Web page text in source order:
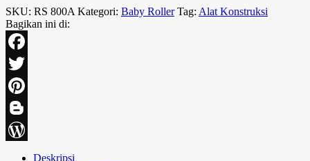
SKU: RS 800A Kategori: Baby Roller Tag: Alat Konstruksi
Bagikan ini di:
Facebook
Twitter
Pinterest
Blogger
WordPress
Deskripsi